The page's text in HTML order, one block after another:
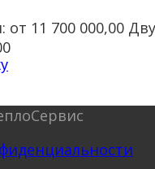
от 11 700 000,00